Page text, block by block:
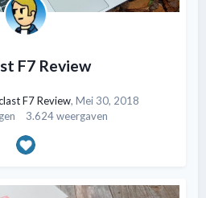
F7 Review
F7 Review, Mei 30, 2018
3.624 weergaven